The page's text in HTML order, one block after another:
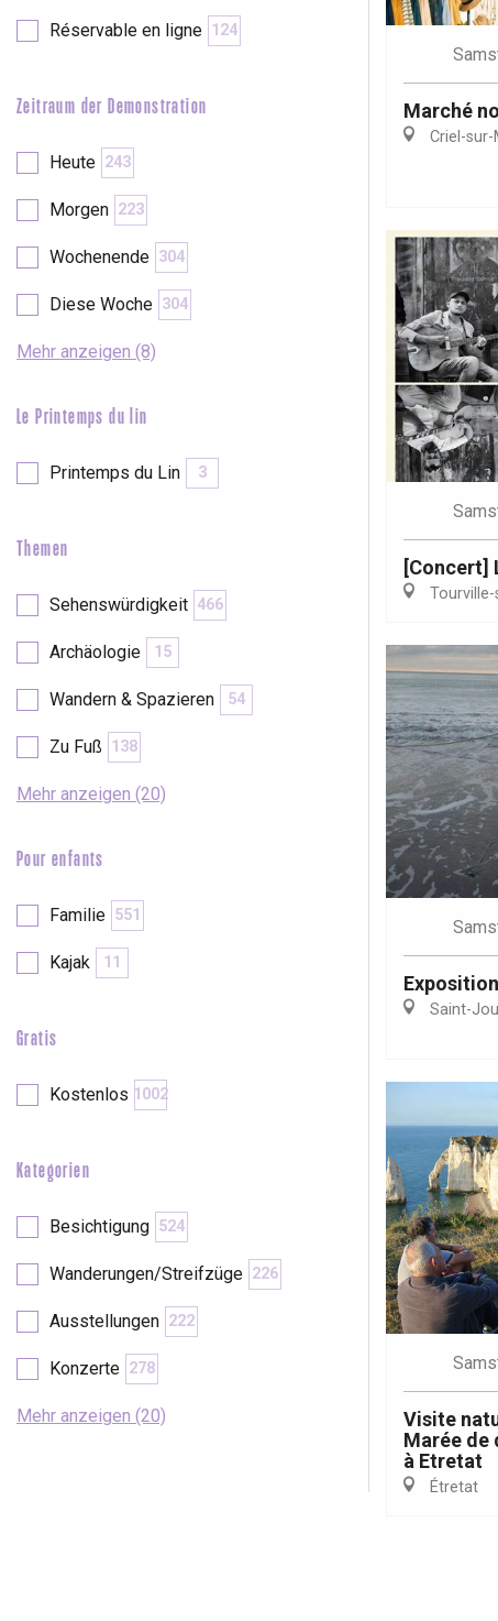
Duclair
Neufchâtel-en-Bray
Paris 1h30
Réservable en ligne 124
Zeitraum der Demonstration
Heute 243
Morgen 223
Wochenende 304
Diese Woche 304
Mehr anzeigen (8)
Le Printemps du lin
Printemps du Lin 3
Themen
Sehenswürdigkeit 466
Archäologie 15
Wandern & Spazieren 54
Zu Fuß 138
Mehr anzeigen (20)
Pour enfants
Familie 551
Kajak 11
Gratis
Kostenlos 1002
Kategorien
Besichtigung 524
Wanderungen/Streifzüge 226
Ausstellungen 222
Konzerte 278
Mehr anzeigen (20)
Marché
Criel-sur-
[Concert]
Saint-
Visite
Marée de
à Etretat
Étretat